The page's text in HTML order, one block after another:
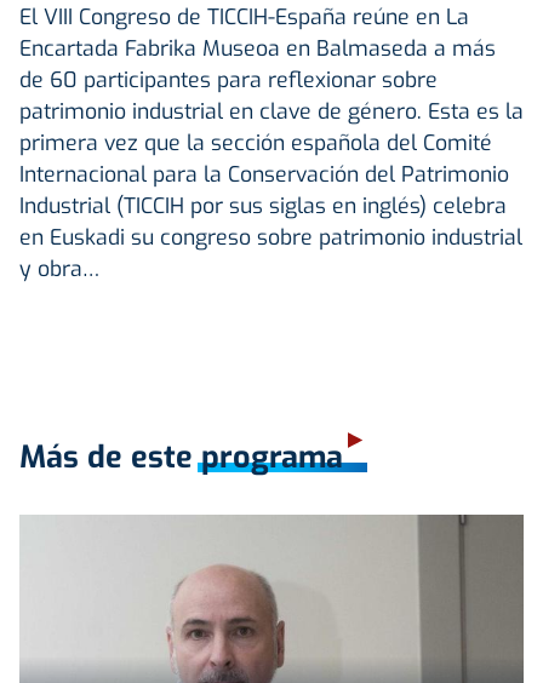
El VIII Congreso de TICCIH-España reúne en La
Encartada Fabrika Museoa en Balmaseda a más
de 60 participantes para reflexionar sobre
patrimonio industrial en clave de género. Esta es la
primera vez que la sección española del Comité
Internacional para la Conservación del Patrimonio
Industrial (TICCIH por sus siglas en inglés) celebra
en Euskadi su congreso sobre patrimonio industrial
y obra…
Más de este programa